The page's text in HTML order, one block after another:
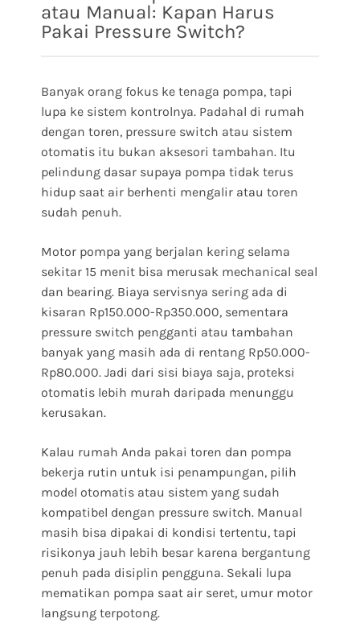
atau Manual: Kapan Harus
Pakai Pressure Switch?
Banyak orang fokus ke tenaga pompa, tapi
lupa ke sistem kontrolnya. Padahal di rumah
dengan toren, pressure switch atau sistem
otomatis itu bukan aksesori tambahan. Itu
pelindung dasar supaya pompa tidak terus
hidup saat air berhenti mengalir atau toren
sudah penuh.
Motor pompa yang berjalan kering selama
sekitar 15 menit bisa merusak mechanical seal
dan bearing. Biaya servisnya sering ada di
kisaran Rp150.000-Rp350.000, sementara
pressure switch pengganti atau tambahan
banyak yang masih ada di rentang Rp50.000-
Rp80.000. Jadi dari sisi biaya saja, proteksi
otomatis lebih murah daripada menunggu
kerusakan.
Kalau rumah Anda pakai toren dan pompa
bekerja rutin untuk isi penampungan, pilih
model otomatis atau sistem yang sudah
kompatibel dengan pressure switch. Manual
masih bisa dipakai di kondisi tertentu, tapi
risikonya jauh lebih besar karena bergantung
penuh pada disiplin pengguna. Sekali lupa
mematikan pompa saat air seret, umur motor
langsung terpotong.